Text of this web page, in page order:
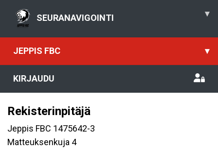
SEURANAVIGOINTI ▾
JEPPIS FBC ▾
KIRJAUDU
Rekisterinpitäjä
Jeppis FBC 1475642-3
Matteuksenkuja 4